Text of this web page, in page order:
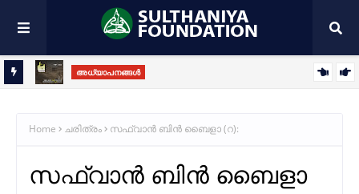
അധ്യാപനങ്ങൾ
Home ചരിത്രം സഫ്‌വാൻ ബിൻ ബൈളാ (റ):
സഫ്‌വാൻ ബിൻ ബൈളാ